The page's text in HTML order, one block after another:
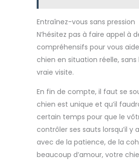
à motif d'écailles de
poisson. Elle est
extrêmement douce,
hypoallergénique et
procure à votre animal
de compagnie un
pourra ainsi s'endormir
sommeil profond.
ADAPTABILITÉ COMPLÈTE:
Disponible en 4 tailles (M
les races de chiens, des
petits chiens aux grands
chiens. Note importante :
laissez le lit pour chiens
aérer pendant 48 heures
après avoir ouvert
Entraînez-vous sans pression
N’hésitez pas à faire appel à
compréhensifs pour vous
chien en situation réelle, sans
vraie visite.
En fin de compte, il faut se
chien est unique et qu’il
certain temps pour que le
contrôler ses sauts lorsqu’il y
avec de la patience, de la
beaucoup d’amour, votre